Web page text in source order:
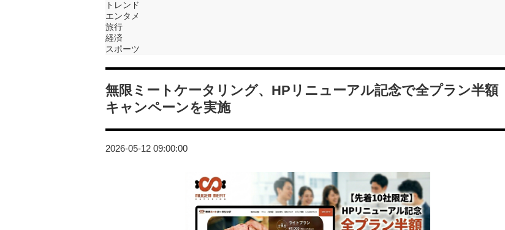
トレンド
エンタメ
旅行
経済
スポーツ
無限ミートケータリング、HPリニューアル記念で全プラン半額
キャンペーンを実施
2026-05-12 09:00:00